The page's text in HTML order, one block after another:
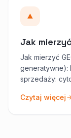
Jak
Jak mierzyć
generatywne):
sprzedaży:
Czytaj więcej